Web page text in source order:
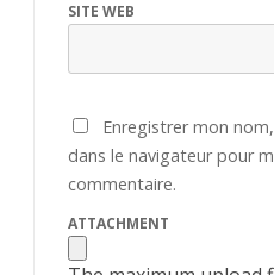
SITE WEB
Enregistrer mon
dans le navigateur pour
commentaire.
ATTACHMENT